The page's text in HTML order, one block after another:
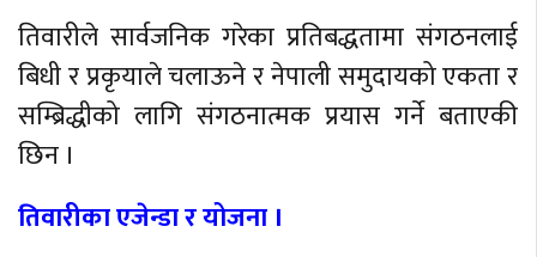
तिवारीले सार्वजनिक गरेका प्रतिबद्धतामा संगठनलाई
बिधी र प्रकृयाले चलाऊने र नेपाली समुदायको एकता र
सम्ब्रिद्धीको लागि संगठनात्मक प्रयास गर्ने बताएकी
छिन ।
तिवारीका एजेन्डा र योजना ।